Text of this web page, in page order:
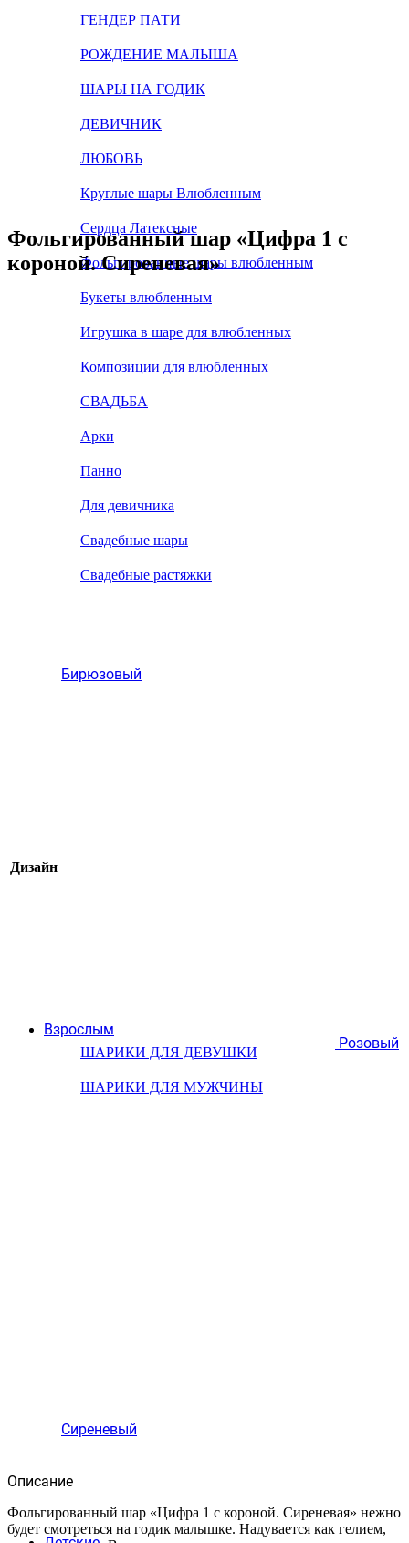
ГЕНДЕР ПАТИ
РОЖДЕНИЕ МАЛЫША
ШАРЫ НА ГОДИК
ДЕВИЧНИК
ЛЮБОВЬ
Круглые шары Влюбленным
Сердца Латексные
Фольгированные шары влюбленным
Букеты влюбленным
Игрушка в шаре для влюбленных
Композиции для влюбленных
СВАДЬБА
Арки
Панно
Для девичника
Свадебные шары
Свадебные растяжки
Взрослым
ШАРИКИ ДЛЯ ДЕВУШКИ
ШАРИКИ ДЛЯ МУЖЧИНЫ
Фольгированный шар «Цифра 1 с
короной. Сиреневая»
Дизайн
Бирюзовый
Розовый
Сиреневый
Описание
Фольгированный шар «Цифра 1 с короной. Сиреневая» нежно
будет смотреться на годик малышке. Надувается как гелием,